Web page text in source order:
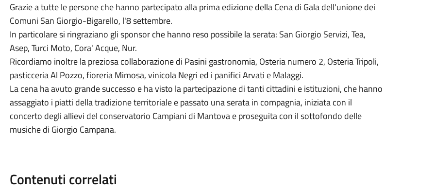
Grazie a tutte le persone che hanno partecipato alla prima edizione della Cena di Gala dell'unione dei
Comuni San Giorgio-Bigarello, l'8 settembre.
In particolare si ringraziano gli sponsor che hanno reso possibile la serata: San Giorgio Servizi, Tea,
Asep, Turci Moto, Cora' Acque, Nur.
Ricordiamo inoltre la preziosa collaborazione di Pasini gastronomia, Osteria numero 2, Osteria Tripoli,
pasticceria Al Pozzo, fioreria Mimosa, vinicola Negri ed i panifici Arvati e Malaggi.
La cena ha avuto grande successo e ha visto la partecipazione di tanti cittadini e istituzioni, che hanno
assaggiato i piatti della tradizione territoriale e passato una serata in compagnia, iniziata con il
concerto degli allievi del conservatorio Campiani di Mantova e proseguita con il sottofondo delle
musiche di Giorgio Campana.
Contenuti correlati